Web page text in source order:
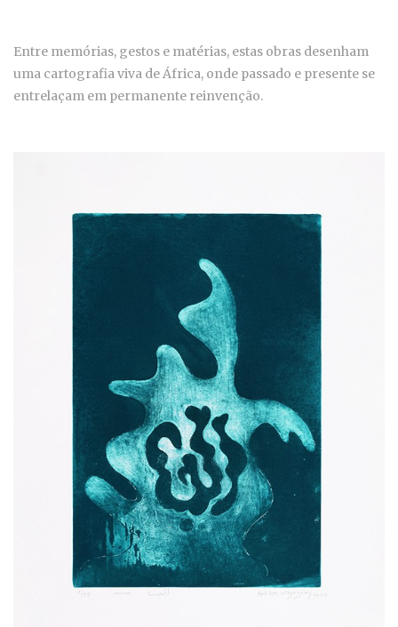
Entre memórias, gestos e matérias, estas obras desenham
uma cartografia viva de África, onde passado e presente se
entrelaçam em permanente reinvenção.